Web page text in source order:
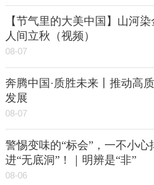
【节气里的大美中国】山河染
人间立秋（视频）
08-07
奔腾中国·质胜未来丨推动高
发展
08-07
警惕变味的“标会”，一不小心
进“无底洞”！｜明辨是“非”
08-06